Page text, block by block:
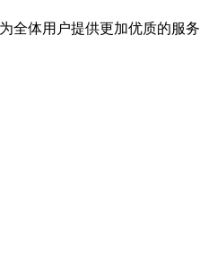
体用户提供更加优质的服